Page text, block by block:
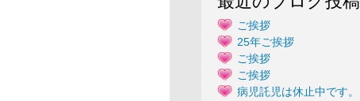
ご挨拶
25年ご挨拶
ご挨拶
ご挨拶
病児託児は休止中です。